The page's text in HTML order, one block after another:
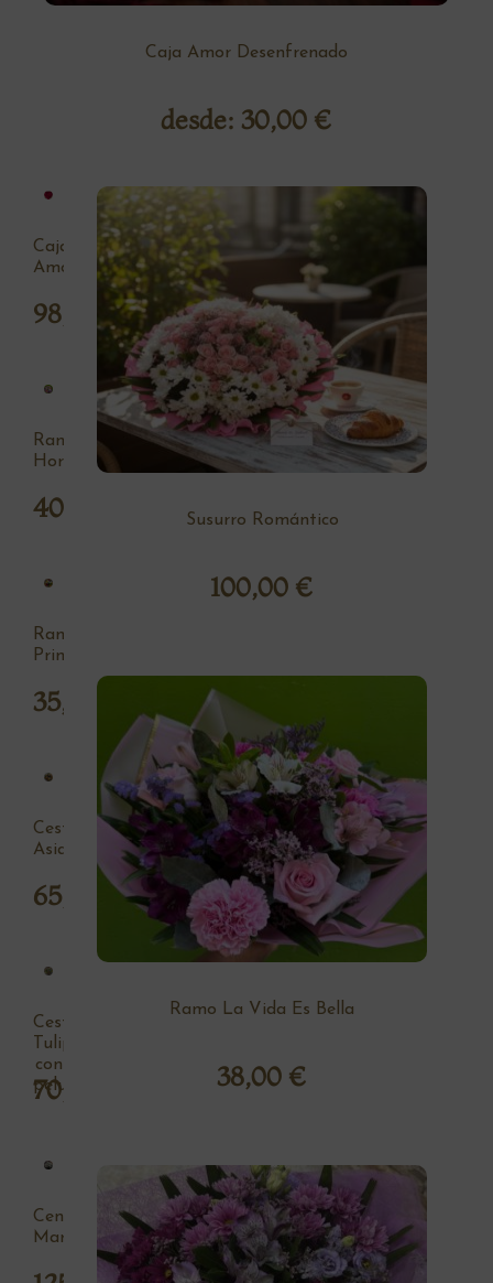
Caja Amor Desenfrenado
desde: 30,00 €
Susurro Romántico
100,00 €
Caja
Amor
98,00 €
Ramo La Vida Es Bella
38,00 €
Ramo
Hortensia
40,00
Ramo
Primavera
35,00
Cesta
Asia
65,00 €
Cesta
Tulipan
con
peluche
70,00
Centro
Margaritas